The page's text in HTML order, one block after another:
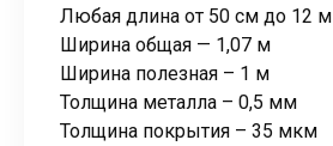
Любая длина от 50 см до 12 м
Ширина общая — 1,07 м
Ширина полезная – 1 м
Толщина металла – 0,5 мм
Толщина покрытия – 35 мкм